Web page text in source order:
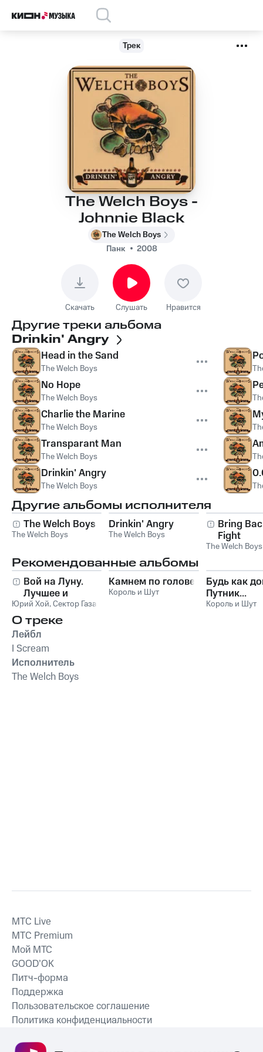
Трек
The Welch Boys -
Johnnie Black
The Welch Boys
Панк
2008
Скачать Слушать Нравится
Другие треки альбома
Drinkin' Angry
Head in the Sand
The Welch Boys
No Hope
The Welch Boys
Charlie the Marine
The Welch Boys
Transparant Man
The Welch Boys
Drinkin' Angry
The Welch Boys
Другие альбомы исполнителя
The Welch Boys
The Welch Boys
Drinkin' Angry
The Welch Boys
Bring
Fight
The Welch Boys
Рекомендованные альбомы
Вой на Луну.
Лучшее и
неизданное
Юрий Хой,Сектор Газа
Камнем по голове
Король и Шут
Будь как
Путник...
Король и Шут
О треке
Лейбл
I Scream
Исполнитель
The Welch Boys
MTС Live
MTС Premium
Мой МТС
GOOD’OK
Питч-форма
Поддержка
Пользовательское соглашение
Политика конфиденциальности